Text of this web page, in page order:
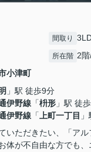
間取り
所在階 2
小津町
」駅 徒歩9分
伊野線 「枡形 」駅 徒
伊野線 「上町一丁目
いただきたい、「ア
体が不自由な方でも